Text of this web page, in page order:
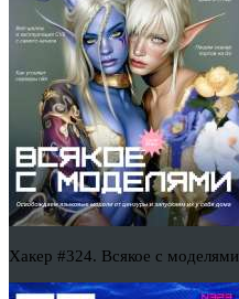
Хакер #324. Всякое с моделями